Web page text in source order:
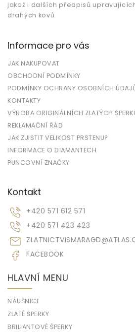
jakož i dalších předpisů
drahých kovů.
Informace pro vás
JAK NAKUPOVAT
OBCHODNÍ PODMÍNKY
PODMÍNKY OCHRANY OSOBNÍCH
KONTAKTY
VÝROBA ORIGINÁLNÍCH ZLATÝCH
REKLAMAČNÍ ŘÁD
JAK ZJISTIT VELIKOST PRSTENU?
INFORMACE O DIAMANTECH
PUNCOVNÍ ZNAČKY
Kontakt
ZLATNICTVISMARAGD@
+420 571 612 571
+420 571 423 423
FACEBOOK
HLAVNÍ MENU
NÁUŠNICE
ZLATÉ ŠPERKY
BRILIANTOVÉ ŠPERKY